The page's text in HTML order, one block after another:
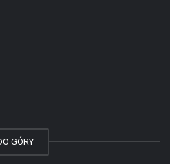
GÓRY